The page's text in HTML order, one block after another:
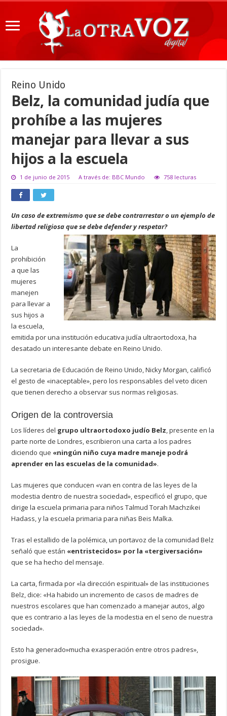
Reino Unido
Belz, la comunidad judía que
prohíbe a las mujeres
manejar para llevar a sus
hijos a la escuela
1 de junio de 2015 A través de: BBC Mundo 758 lecturas
Un caso de extremismo que se debe contrarrestar o un ejemplo de
libertad religiosa que se debe defender y respetar?
La
prohibición
a que las
mujeres
manejen
para llevar a
sus hijos a
la escuela,
emitida por una institución educativa judía ultraortodoxa, ha
desatado un interesante debate en Reino Unido.
La secretaria de Educación de Reino Unido, Nicky Morgan, calificó
el gesto de «inaceptable», pero los responsables del veto dicen
que tienen derecho a observar sus normas religiosas.
Origen de la controversia
Los líderes del grupo ultraortodoxo judío Belz, presente en la
parte norte de Londres, escribieron una carta a los padres
diciendo que «ningún niño cuya madre maneje podrá
aprender en las escuelas de la comunidad».
Las mujeres que conducen «van en contra de las leyes de la
modestia dentro de nuestra sociedad», especificó el grupo, que
dirige la escuela primaria para niños Talmud Torah Machzikei
Hadass, y la escuela primaria para niñas Beis Malka.
Tras el estallido de la polémica, un portavoz de la comunidad Belz
señaló que están «entristecidos» por la «tergiversación»
que se ha hecho del mensaje.
La carta, firmada por «la dirección espiritual» de las instituciones
Belz, dice: «Ha habido un incremento de casos de madres de
nuestros escolares que han comenzado a manejar autos, algo
que es contrario a las leyes de la modestia en el seno de nuestra
sociedad».
Esto ha generado»mucha exasperación entre otros padres»,
prosigue.